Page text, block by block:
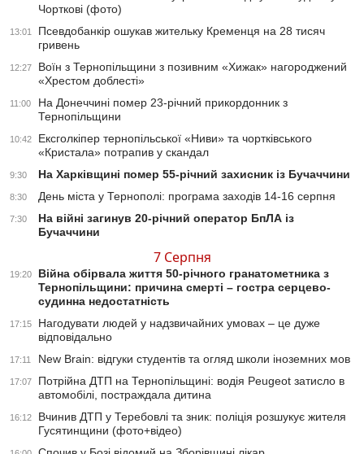
Чорткові (фото)
13:01
Псевдобанкір ошукав жительку Кременця на 28 тисяч
гривень
12:27
Воїн з Тернопільщини з позивним «Хижак» нагороджений
«Хрестом доблесті»
11:00
На Донеччині помер 23-річний прикордонник з
Тернопільщини
10:42
Ексголкіпер тернопільської «Ниви» та чортківського
«Кристала» потрапив у скандал
9:30 На Харківщині помер 55-річний захисник із Бучаччини
8:30 День міста у Тернополі: програма заходів 14-16 серпня
7:30
На війні загинув 20-річний оператор БпЛА із
Бучаччини
7 Серпня
19:20
Війна обірвала життя 50-річного гранатометника з
Тернопільщини: причина смерті – гостра серцево-
судинна недостатність
17:15
Нагодувати людей у надзвичайних умовах – це дуже
відповідально
17:11 New Brain: відгуки студентів та огляд школи іноземних мов
17:07
Потрійна ДТП на Тернопільщині: водія Peugeot затисло в
автомобілі, постраждала дитина
16:12
Вчинив ДТП у Теребовлі та зник: поліція розшукує жителя
Гусятинщини (фото+відео)